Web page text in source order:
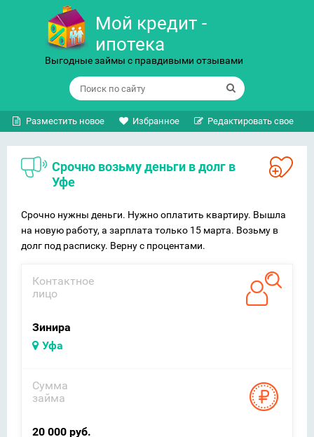
Мой кредит -
ипотека
Выгодные займы с правдивыми отзывами
Разместить новое Избранное Редактировать свое
Срочно возьму деньги в долг в
Уфе
Срочно нужны деньги. Нужно оплатить квартиру. Вышла
на новую работу, а зарплата только 15 марта. Возьму в
долг под расписку. Верну с процентами.
Контактное
лицо
Зинира
Уфа
Сумма
займа
20 000 руб.